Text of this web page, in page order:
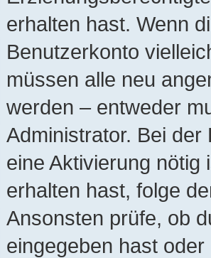
erhalten hast. Wenn
Benutzerkonto
müssen alle neu
werden – entweder
Administrator. Bei
eine Aktivierung nötig
erhalten hast, folge
Ansonsten prüfe, ob
eingegeben hast